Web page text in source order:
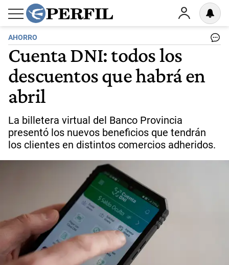
AHORRO
Cuenta DNI: todos los
descuentos que habrá en
abril
La billetera virtual del Banco Provincia
presentó los nuevos beneficios que tendrán
los clientes en distintos comercios adheridos.